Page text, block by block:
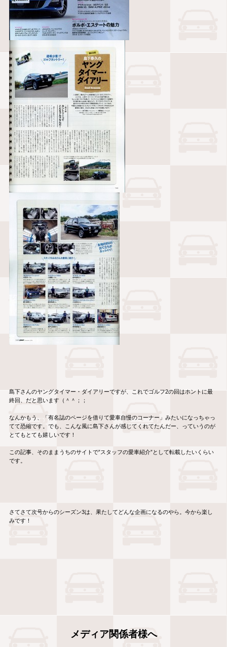
島下さんのヤングタイマー・ダイアリーですが、これでゴルフ2の回はホントに最
終回、だと思います（＾＾；；
なんかもう、「有名誌のページを借りて愛車自慢のコーナー」みたいになっちゃっ
てて恐縮です。でも、こんな風に島下さんが感じてくれてたんだー、っていうのが
とてもとても嬉しいです！
この記事、そのままうちのサイトで”スタッフの愛車紹介”として転載したいくらい
です。
さてさて次号からのシーズン3は、果たしてどんな企画になるのやら。今から楽し
みです！
メディア関係者様へ